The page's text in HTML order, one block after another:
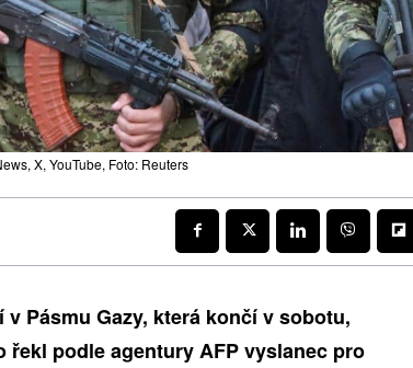
X, YouTube, Foto: Reuters
Pásmu Gazy, která končí v sobotu,
řekl podle agentury AFP vyslanec pro